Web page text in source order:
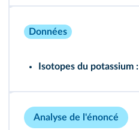
Données
Isotopes du potassium :
Analyse de l'énoncé